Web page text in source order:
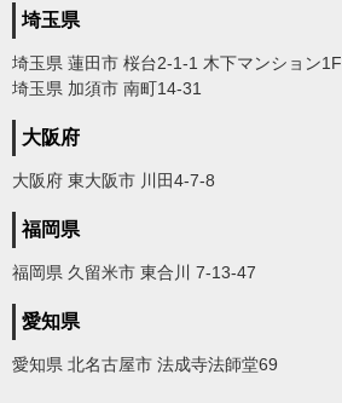
埼玉県
埼玉県 蓮田市 桜台2-1-1 木下マンション1F
埼玉県 加須市 南町14-31
大阪府
大阪府 東大阪市 川田4-7-8
福岡県
福岡県 久留米市 東合川 7-13-47
愛知県
愛知県 北名古屋市 法成寺法師堂69